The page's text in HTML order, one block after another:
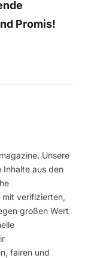
Promis!
Unsere
Inhalte aus den
mit verifizierten,
großen Wert
fairen und